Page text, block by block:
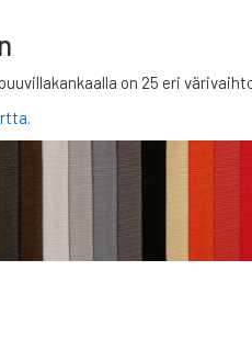
on 25 eri